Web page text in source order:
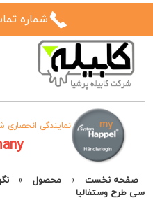
نمایندگی انحصاری
شماره تماس:
صفحه نخست » محصول »
سی طرح وستفالیا